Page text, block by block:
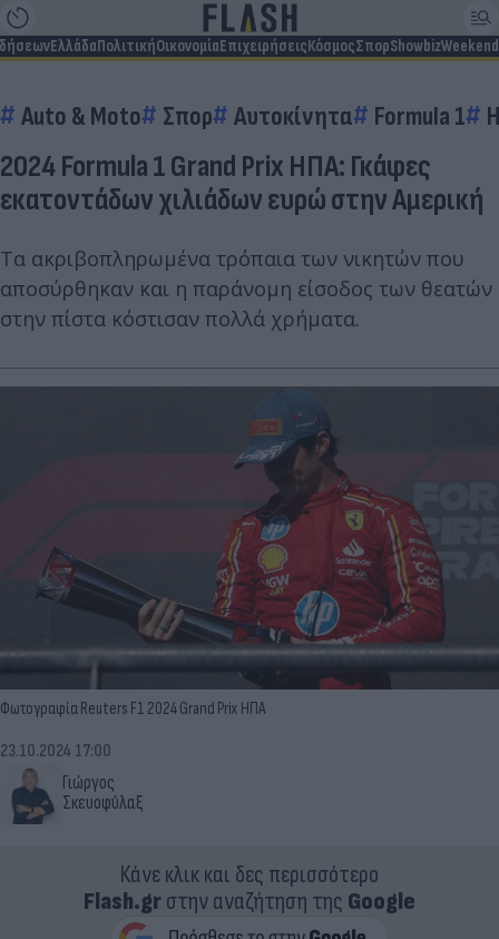
ΕλλάδαΠολιτικήΟικονομίαΕπιχειρήσειςΚόσμοςΣπορShowbizWeekend
Auto & Moto Σπορ Αυτοκίνητα Formula 1
2024 Formula 1 Grand Prix ΗΠΑ: Γκάφες
εκατοντάδων χιλιάδων ευρώ στην Αμερική
Τα ακριβοπληρωμένα τρόπαια των νικητών που
αποσύρθηκαν και η παράνομη είσοδος των θεατών
στην πίστα κόστισαν πολλά χρήματα.
Φωτογραφία Reuters F1 2024 Grand Prix ΗΠΑ
Γιώργος
Σκευοφύλαξ
23.10.2024 17:00
Κάνε κλικ και δες περισσότερο
Flash.grστην αναζήτηση της Google